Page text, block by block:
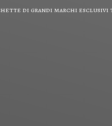
di grandi marchi